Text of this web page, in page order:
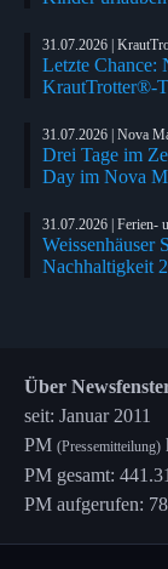
31.07.2026 |
Letzte Chance:
KrautTrotter®-
31.07.2026 | Nova
Drei Tage im
Day im Nova
31.07.2026 | Ferien-
Weissenhäuser
Nachhaltigkeit
Über
seit: Januar 2011
PM (Pressemitteilung)
PM gesamt:
PM aufgerufen: